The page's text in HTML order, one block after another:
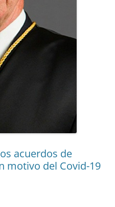
acuerdos de
motivo del Covid-19